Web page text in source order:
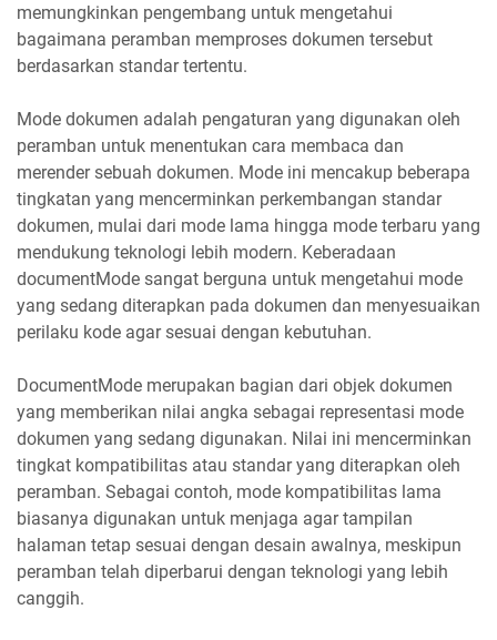
memungkinkan pengembang untuk mengetahui
bagaimana peramban memproses dokumen tersebut
berdasarkan standar tertentu.
Mode dokumen adalah pengaturan yang digunakan oleh
peramban untuk menentukan cara membaca dan
merender sebuah dokumen. Mode ini mencakup beberapa
tingkatan yang mencerminkan perkembangan standar
dokumen, mulai dari mode lama hingga mode terbaru yang
mendukung teknologi lebih modern. Keberadaan
documentMode sangat berguna untuk mengetahui mode
yang sedang diterapkan pada dokumen dan menyesuaikan
perilaku kode agar sesuai dengan kebutuhan.
DocumentMode merupakan bagian dari objek dokumen
yang memberikan nilai angka sebagai representasi mode
dokumen yang sedang digunakan. Nilai ini mencerminkan
tingkat kompatibilitas atau standar yang diterapkan oleh
peramban. Sebagai contoh, mode kompatibilitas lama
biasanya digunakan untuk menjaga agar tampilan
halaman tetap sesuai dengan desain awalnya, meskipun
peramban telah diperbarui dengan teknologi yang lebih
canggih.